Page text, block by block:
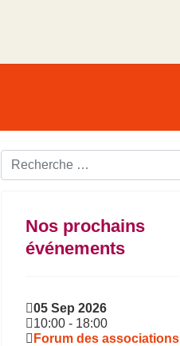
Rechercher ...
Nos prochains
événements
05 Sep 2026
10:00 - 18:00
Forum des associations